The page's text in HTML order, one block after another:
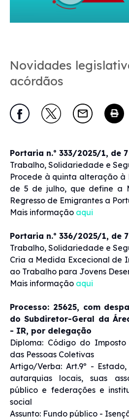
Novidades
acórdãos
Portaria n.º 333/2025/1, de
Trabalho, Solidariedade e
Procede à quinta alteração à
de 5 de julho, que define a
Regresso de Emigrantes a
Mais informação aqui
Portaria n.º 336/2025/1, de
Trabalho, Solidariedade e
Cria a Medida Excecional de
ao Trabalho para Jovens
Mais informação aqui
Processo: 25625, com
do Subdiretor-Geral da
- IR, por delegação
Diploma: Código do
das Pessoas Coletivas
Artigo/Verba: Art.9º -
autarquias locais, suas
público e federações e
social
Assunto: Fundo público -